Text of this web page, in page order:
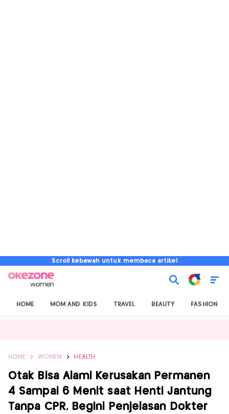
Scroll kebawah untuk membaca artikel
HOME MOM AND KIDS TRAVEL BEAUTY FASHION
HOME WOMEN HEALTH
Otak Bisa Alami Kerusakan Permanen
4 Sampai 6 Menit saat Henti Jantung
Tanpa CPR, Begini Penjelasan Dokter